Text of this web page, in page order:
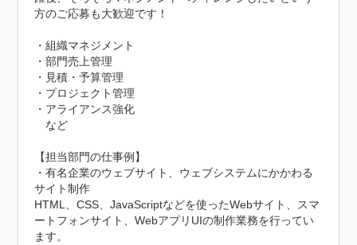
方のご応募も大歓迎です！
・組織マネジメント
・部門売上管理
・見積・予算管理
・プロジェクト管理
・アライアンス強化
など
【担当部門の仕事例】
・有名企業のウェブサイト、ウェブシステムにかかわる
サイト制作
HTML、CSS、JavaScriptなどを使ったWebサイト、スマ
ートフォンサイト、WebアプリUIの制作業務を行ってい
ます。